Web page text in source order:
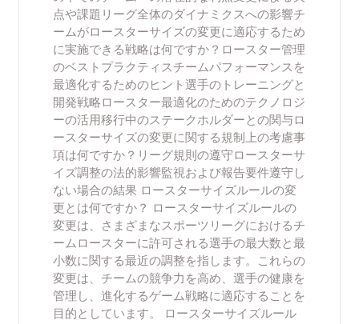
点や課題リーグ全体のダイナミクスへの影響チ
ームがロースターサイズの変更に適応するため
に実施できる戦略は何ですか？ロースター管理
のベストプラクティスチームパフォーマンスを
最適化するためのヒント選手のトレーニングと
開発戦略ロースター最適化のためのテクノロジ
ーの活用移行中のステークホルダーとの関与ロ
ースターサイズの変更に関する規制上の考慮事
項は何ですか？リーグ規則の遵守ロースターサ
イズ調整の法的影響監視および報告要件遵守し
ない場合の結果 ロースターサイズルールの変
更とは何ですか？ ロースターサイズルールの
変更は、さまざまなスポーツリーグにおけるチ
ームロースターに許可される選手の最大数と最
小数に関する最近の調整を指します。これらの
変更は、チームの競争力を高め、選手の健康を
管理し、進化するゲーム戦略に適応することを
目的としています。 ロースターサイズルール